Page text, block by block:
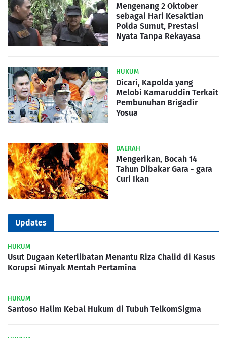
Mengenang 2 Oktober
sebagai Hari Kesaktian
Polda Sumut, Prestasi
Nyata Tanpa Rekayasa
HUKUM
Dicari, Kapolda yang
Melobi Kamaruddin Terkait
Pembunuhan Brigadir
Yosua
DAERAH
Mengerikan, Bocah 14
Tahun Dibakar Gara - gara
Curi Ikan
Updates
HUKUM
Usut Dugaan Keterlibatan Menantu Riza Chalid di Kasus
Korupsi Minyak Mentah Pertamina
HUKUM
Santoso Halim Kebal Hukum di Tubuh TelkomSigma